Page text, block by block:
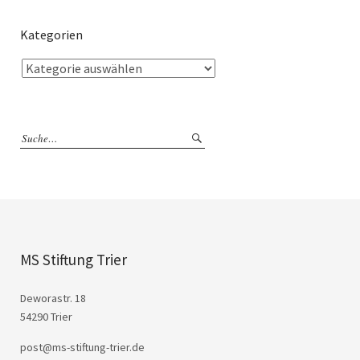
Kategorien
MS Stiftung Trier
Deworastr. 18
54290 Trier
post@ms-stiftung-trier.de